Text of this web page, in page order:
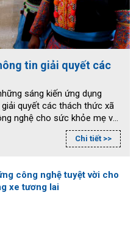
tin giải quyết các
sáng kiến ứng dụng
quyết các thách thức xã
nghệ cho sức khỏe mẹ và
du lịch bản địa độc đáo
dân); dự án số hóa mộ
Chi tiết >>
công nghệ tuyệt vời cho
xe tương lai